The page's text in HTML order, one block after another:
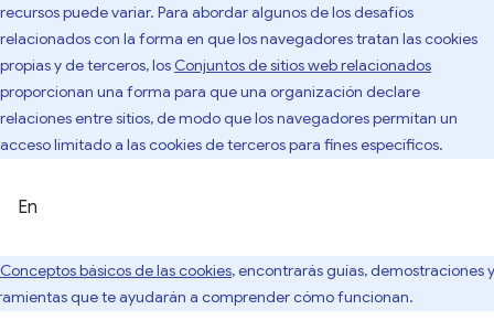
recursos puede variar. Para abordar algunos de los desafíos
relacionados con la forma en que los navegadores tratan las cookies
propias y de terceros, los Conjuntos de sitios web relacionados
proporcionan una forma para que una organización declare
relaciones entre sitios, de modo que los navegadores permitan un
acceso limitado a las cookies de terceros para fines específicos.
En
Conceptos básicos de las cookies, encontrarás guías, demostraciones y
que te ayudarán a comprender cómo funcionan.